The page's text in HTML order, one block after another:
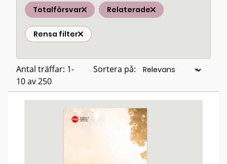
Totalförsvar Relaterade
Rensa filter
Antal träffar: 1-
10 av 250
Sortera på: